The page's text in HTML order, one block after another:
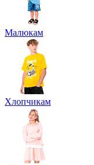
Малюкам
Хлопчикам